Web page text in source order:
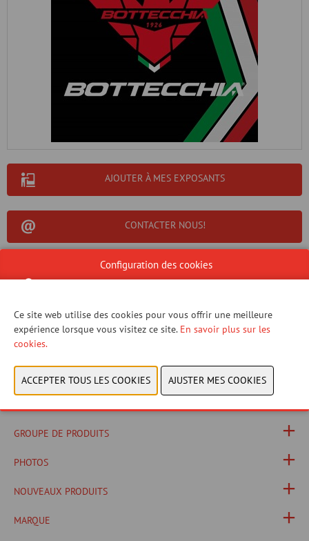
AJOUTER À MES EXPOSANTS
CONTACTER NOUS!
Fabricant italien de vélos de qualité depuis 1926.
GROUPE DE PRODUITS
PHOTOS
NOUVEAUX PRODUITS
MARQUE
Configuration des cookies
Ce site web utilise des cookies pour vous offrir une meilleure
expérience lorsque vous visitez ce site. En savoir plus sur les
cookies.